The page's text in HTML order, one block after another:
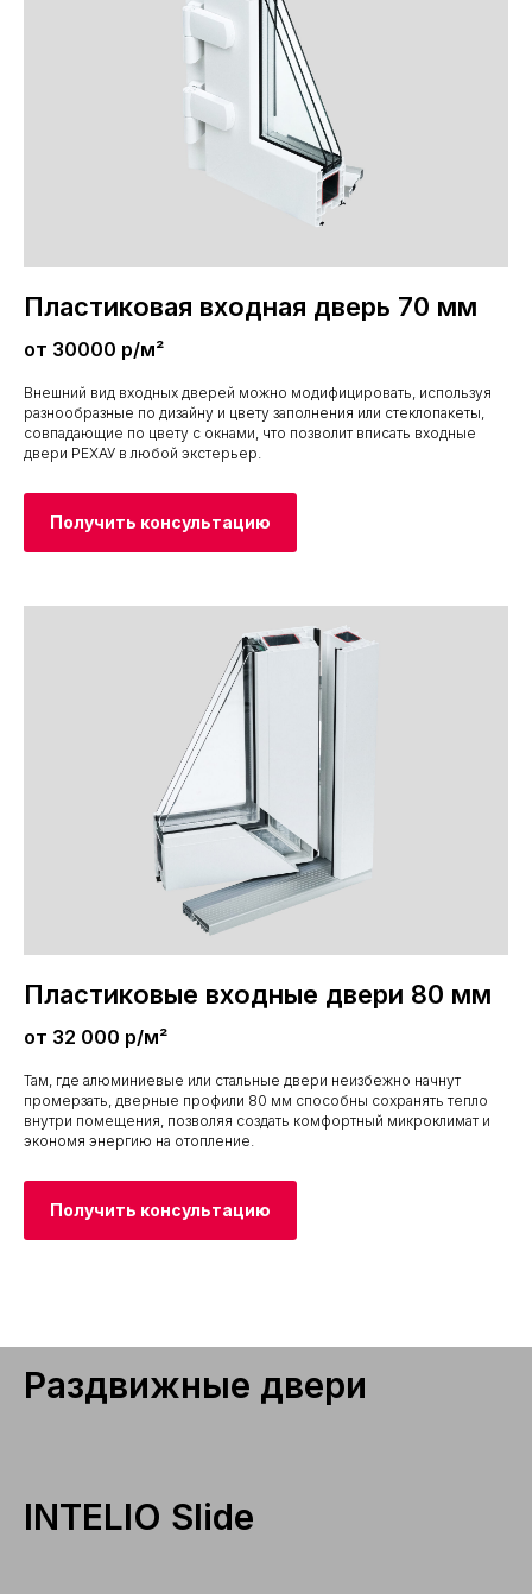
Пластиковая входная дверь 70 мм
от 30000 р/м²
Внешний вид входных дверей можно модифицировать, используя
разнообразные по дизайну и цвету заполнения или стеклопакеты,
совпадающие по цвету с окнами, что позволит вписать входные
двери РЕХАУ в любой экстерьер.
Получить консультацию
Пластиковые входные двери 80 мм
от 32 000 р/м²
Там, где алюминиевые или стальные двери неизбежно начнут
промерзать, дверные профили 80 мм способны сохранять тепло
внутри помещения, позволяя создать комфортный микроклимат и
экономя энергию на отопление.
Получить консультацию
Раздвижные двери
INTELIO Slide